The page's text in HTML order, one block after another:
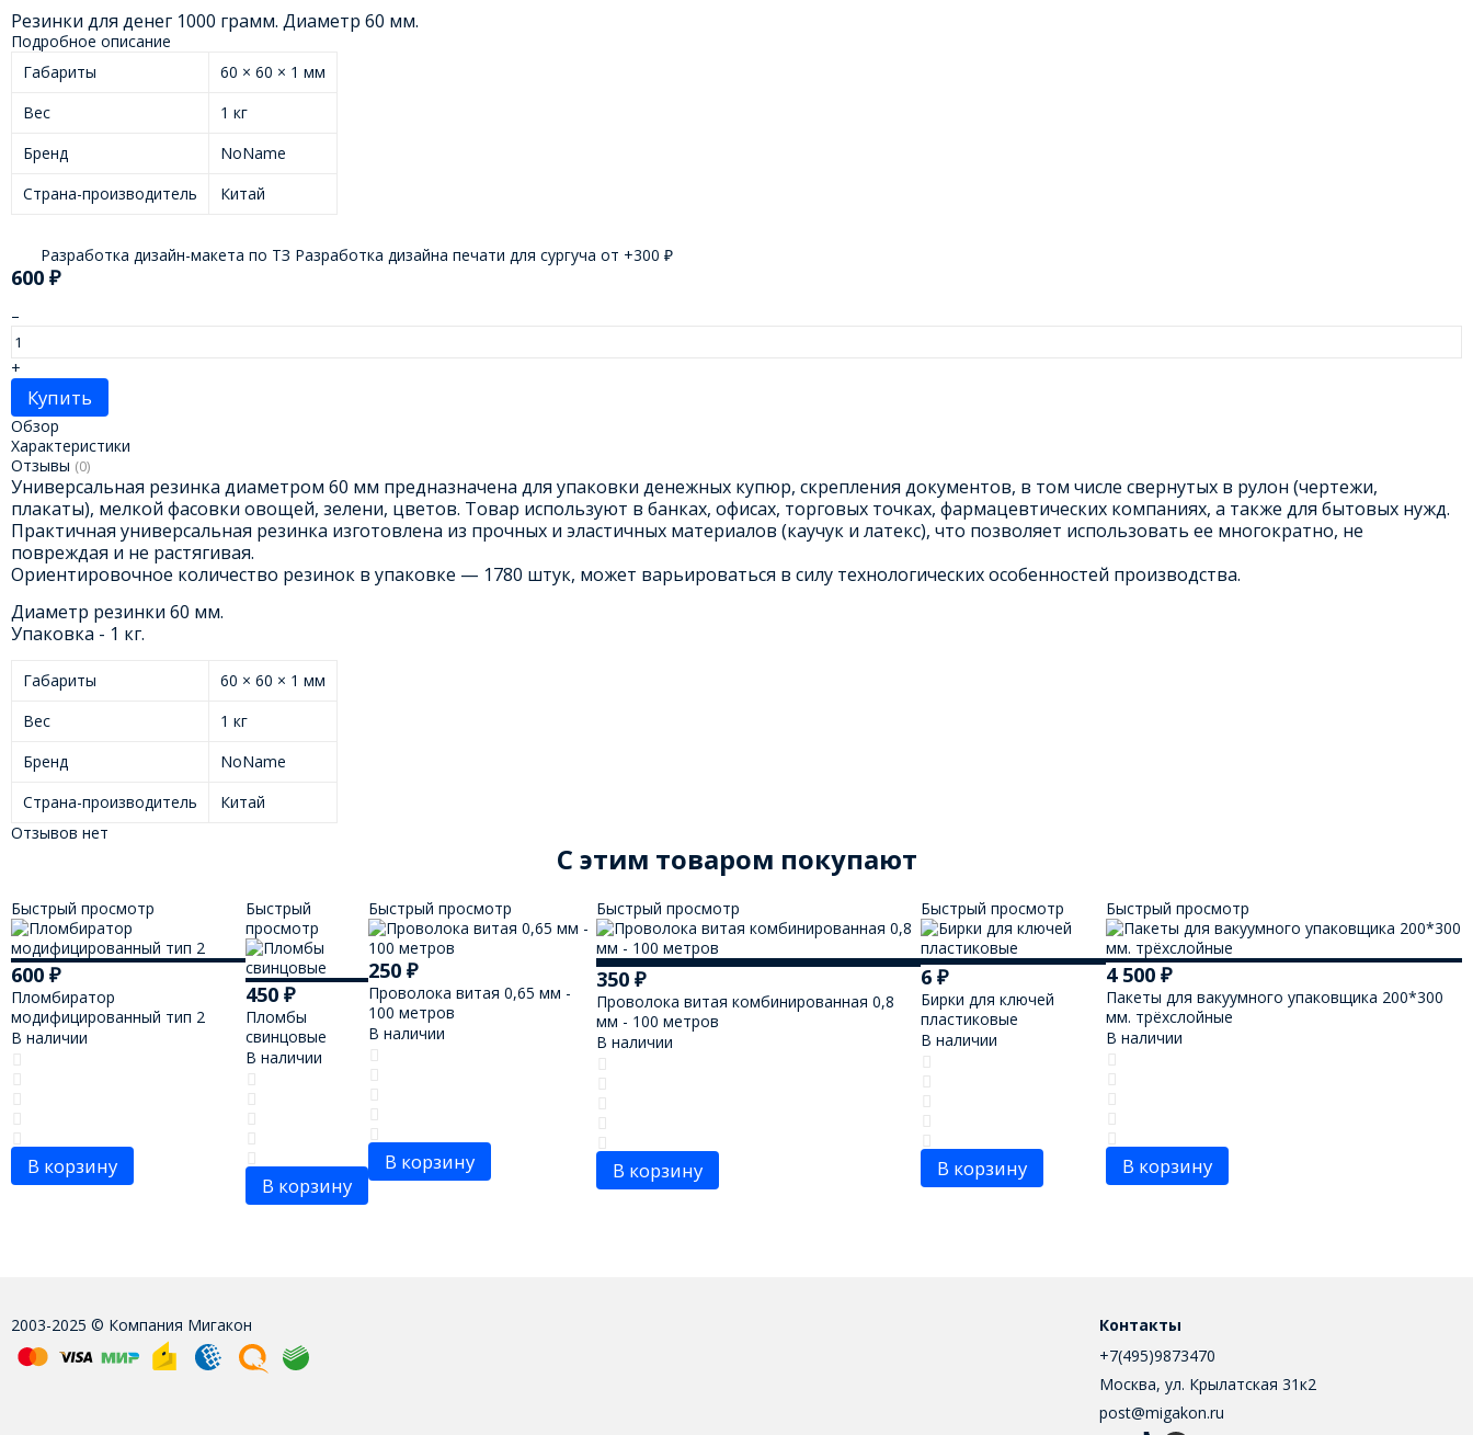
Резинки для денег 1000 грамм. Диаметр 60 мм.
Подробное описание
Габариты
60 × 60 × 1 мм
Вес
1 кг
Бренд
NoName
Страна-производитель
Китай
Разработка дизайн-макета по ТЗ Разработка дизайна печати для сургуча от +300 ₽
600 ₽
–
+
Купить
Обзор
Характеристики
Отзывы (0)
Универсальная резинка диаметром 60 мм предназначена для упаковки денежных купюр, скрепления документов, в том числе свернутых в рулон (чертежи,
плакаты), мелкой фасовки овощей, зелени, цветов. Товар используют в банках, офисах, торговых точках, фармацевтических компаниях, а также для бытовых нужд.
Практичная универсальная резинка изготовлена из прочных и эластичных материалов (каучук и латекс), что позволяет использовать ее многократно, не
повреждая и не растягивая.
Ориентировочное количество резинок в упаковке — 1780 штук, может варьироваться в силу технологических особенностей производства.
Диаметр резинки 60 мм.
Упаковка - 1 кг.
Габариты
60 × 60 × 1 мм
Вес
1 кг
Бренд
NoName
Страна-производитель
Китай
Отзывов нет
C этим товаром покупают
Быстрый просмотр
600 ₽
Пломбиратор
модифицированный тип 2
В наличии
В корзину
Быстрый
просмотр
450 ₽
Пломбы
свинцовые
В наличии
В корзину
Быстрый просмотр
250 ₽
Проволока витая 0,65 мм -
100 метров
В наличии
В корзину
Быстрый просмотр
350 ₽
Проволока витая комбинированная 0,8
мм - 100 метров
В наличии
В корзину
Быстрый просмотр
6 ₽
Бирки для ключей
пластиковые
В наличии
В корзину
Быстрый просмотр
4 500 ₽
Пакеты для вакуумного упаковщика 200*300
мм. трёхслойные
В наличии
В корзину
2003-2025 © Компания Мигакон
Контакты
+7(495)9873470
Москва, ул. Крылатская 31к2
post@migakon.ru